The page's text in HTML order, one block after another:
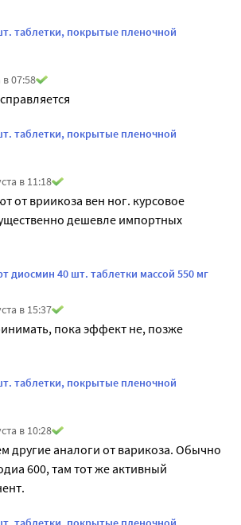
таблетки, покрытые пленочной
в 07:58
таблетки, покрытые пленочной
в 11:18
от вриикоза вен ног. курсовое
дешевле импортных
диосмин 40 шт. таблетки массой 550 мг
в 15:37
пока эффект не, позже
таблетки, покрытые пленочной
в 10:28
другие аналоги от варикоза. Обычно
600, там тот же активный